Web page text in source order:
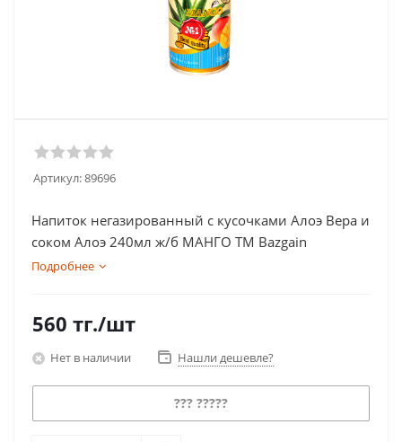
Артикул:89696
Напиток негазированный с кусочками Алоэ Вера и
соком Алоэ 240мл ж/б МАНГО ТМ Bazgain
Подробнее
560 тг./шт
Нет в наличии Нашли дешевле?
??? ?????